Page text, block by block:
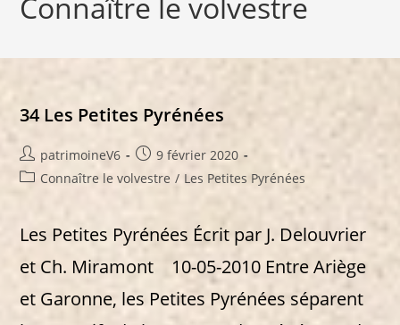
34 Les Petites Pyrénées
Auteur/autrice
de
patrimoineV6
Publication
publiée :
9 février 2020
PostConnaître le volvestre / Les Petites Pyrénées
Les Petites Pyrénées Écrit par J. Delouvrier
et Ch. Miramont 10-05-2010 Entre Ariège
et Garonne, les Petites Pyrénées séparent